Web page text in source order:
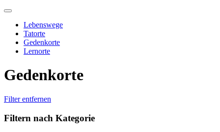
Skip
contentLebenswege
Tatorte
Gedenkorte
Lernorte
Gedenkorte
Filter entfernen
Filtern nach Kategorie